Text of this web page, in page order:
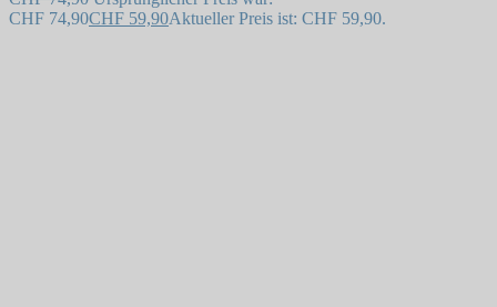
CHF 74,90CHF 59,90Aktueller Preis ist: CHF 59,90.